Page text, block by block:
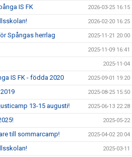
IS FK 2026-03-25 16:15
2026-02-20 16:25
Spångas herrlag 2025-11-21 20:00
2025-11-09 16:41
2025-11-04
IS FK - födda 2020 2025-09-01 19:20
2025-08-25 15:50
13-15 augusti! 2025-06-13 22:28
2025-05-22
till sommarcamp! 2025-04-02 20:04
2025-03-11